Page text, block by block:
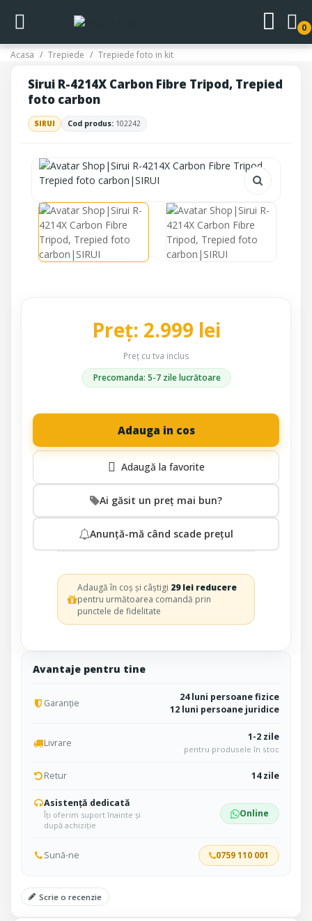
0
Acasa Trepiede Trepiede foto in kit
Sirui R-4214X Carbon Fibre Tripod, Trepied
foto carbon
SIRUI Cod produs: 102242
Avantaje pentru tine
Garanție
24 luni persoane fizice
12 luni persoane juridice
Livrare 1-2 zile
pentru produsele în stoc
Retur 14 zile
Asistență dedicată
Îți oferim suport înainte și
după achiziție
Online
Sună-ne 0759 110 001
Scrie o recenzie
Preț: 2.999 lei
Preț cu tva inclus
Precomanda: 5-7 zile lucrătoare
Adauga in cos
Ai găsit un preț mai bun?
Anunță-mă când scade prețul
Adaugă în coș și câștigi 29 lei reducere
pentru următoarea comandă prin
punctele de fidelitate